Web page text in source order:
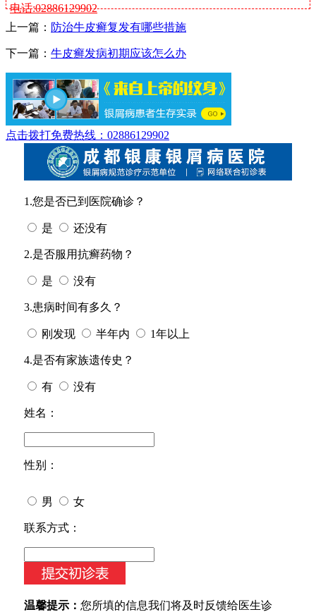
电话:02886129902
上一篇： 防治牛皮癣复发有哪些措施
下一篇： 牛皮癣发病初期应该怎么办
点击拨打免费热线：02886129902
1.您是否已到医院确诊？
是 还没有
2.是否服用抗癣药物？
是 没有
3.患病时间有多久？
刚发现 半年内 1年以上
4.是否有家族遗传史？
有 没有
姓名：
性别：
男 女
今天日期：
联系方式：
温馨提示： 您所填的信息我们将及时反馈给医生诊